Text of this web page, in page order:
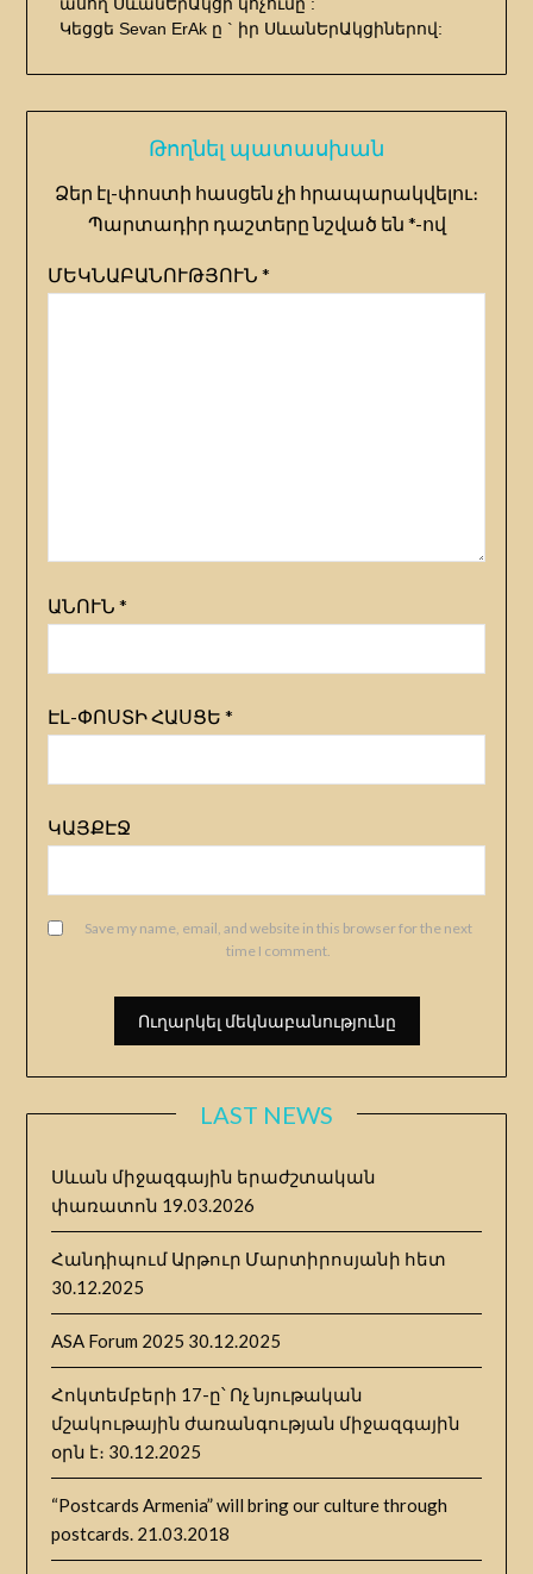
ասող ՍևանԵրԱկցի կոչումը :
Կեցցե Sevan ErAkը ` իր ՍևանԵրԱկցիներով:
Թողնել պատասխան
Ձեր էլ-փոստի հասցեն չի հրապարակվելու։
Պարտադիր դաշտերը նշված են *-ով
ՄԵԿՆԱԲԱՆՈՒԹՅՈՒՆ *
ԱՆՈՒՆ *
ԷԼ-ՓՈՍՏԻ ՀԱՍՑԵ *
ԿԱՅՔԷՋ
Save my name, email, and website in this browser for the next
time I comment.
LAST NEWS
Սևան միջազգային երաժշտական
փառատոն 19.03.2026
Հանդիպում Արթուր Մարտիրոսյանի հետ
30.12.2025
ASA Forum 2025 30.12.2025
Հոկտեմբերի 17-ը՝ Ոչ նյութական
մշակութային ժառանգության միջազգային
օրն է։ 30.12.2025
“Postcards Armenia” will bring our culture through
postcards. 21.03.2018